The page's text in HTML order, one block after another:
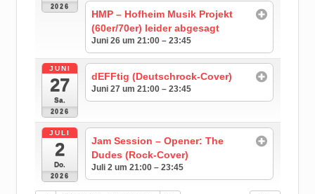
2026
HMP – Hofheim Musik Projekt
(60er/70er) leider abgesagt
Juni 26 um 21:00 – 23:45
JUNI
27
Sa.
2026
dEFFtig (Deutschrock-Cover)
Juni 27 um 21:00 – 23:45
JULI
2
Do.
2026
Jam Session – Opener: The
Dudes (Rock-Cover)
Juli 2 um 21:00 – 23:45